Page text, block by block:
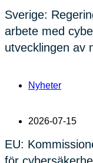
Sverige:
arbete med
utvecklingen av
Nyheter
2026-07-15
EU: